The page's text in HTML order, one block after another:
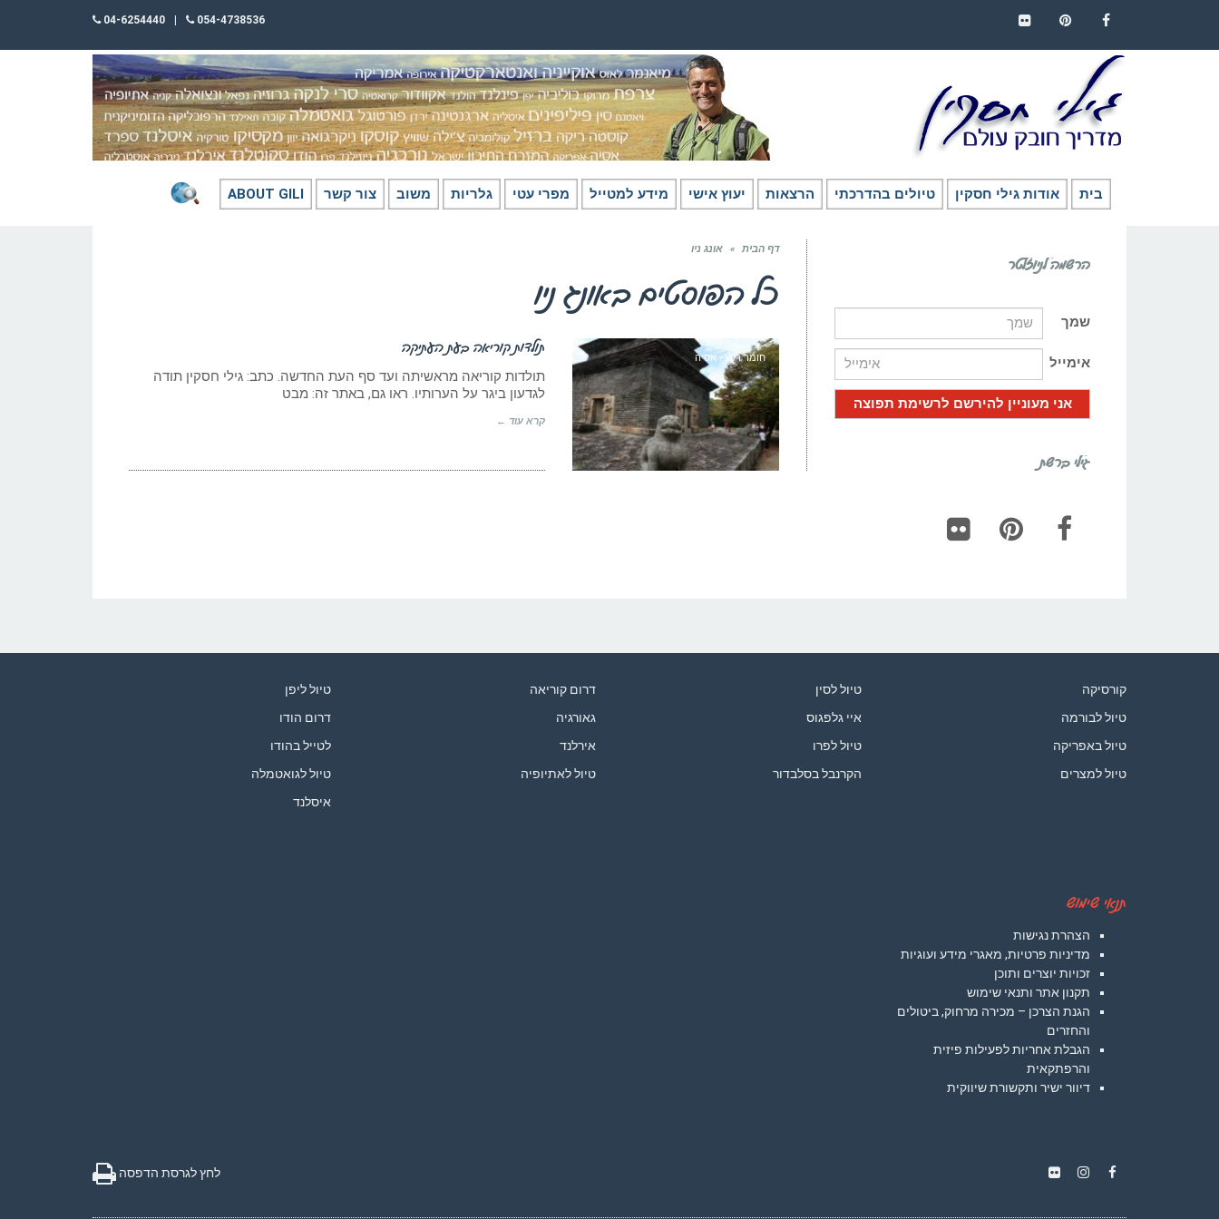
054-4738536
04-6254440
בית אודות גילי חסקין טיולים בהדרכתי הרצאות יעוץ אישי מידע למטייל מפרי עטי גלריות משוב צור קשר ABOUT GILI
דף הבית » אונג ניו
כל הפוסטים באונג ניו
חומר רקע - אסיה
תולדות קוריאה בעת העתיקה
תולדות קוריאה מראשיתה ועד סף העת החדשה. כתב: גילי חסקין תודה
לגדעון ביגר על הערותיו. ראו גם, באתר זה: מבט
קרא עוד ←
הרשמה לניוזלטר
שמך
אימייל
גילי ברשת
קורסיקה
טיול לבורמה
טיול באפריקה
טיול למצרים
טיול לסין
איי גלפגוס
טיול לפרו
הקרנבל בסלבדור
דרום קוריאה
גאורגיה
אירלנד
טיול לאתיופיה
טיול ליפן
דרום הודו
לטייל בהודו
טיול לגואטמלה
איסלנד
תנאי שימוש
הצהרת נגישות
מדיניות פרטיות, מאגרי מידע ועוגיות
זכויות יוצרים ותוכן
תקנון אתר ותנאי שימוש
הגנת הצרכן – מכירה מרחוק, ביטולים
והחזרים
הגבלת אחריות לפעילות פיזית
והרפתקאית
דיוור ישיר ותקשורת שיווקית
לחץ לגרסת הדפסה